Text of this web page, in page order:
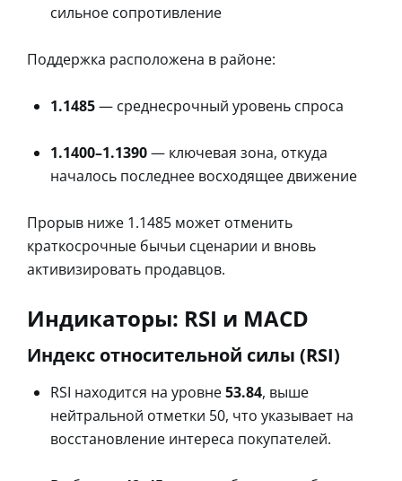
сильное сопротивление
Поддержка расположена в районе:
1.1485— среднесрочный уровень спроса
1.1400–1.1390— ключевая зона, откуда
началось последнее восходящее движение
Прорыв ниже 1.1485 может отменить
краткосрочные бычьи сценарии и вновь
активизировать продавцов.
Индикаторы: RSI и MACD
Индекс относительной силы (RSI)
RSI находится на уровне53.84, выше
нейтральной отметки 50, что указывает на
восстановление интереса покупателей.